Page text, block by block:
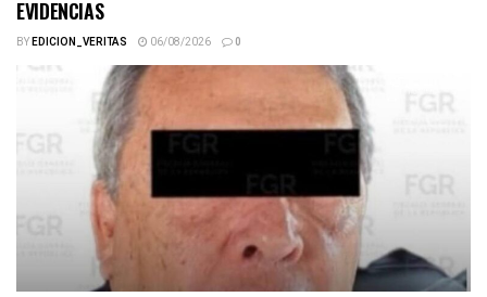
EVIDENCIAS
BYEDICION_VERITAS 06/08/2026 0